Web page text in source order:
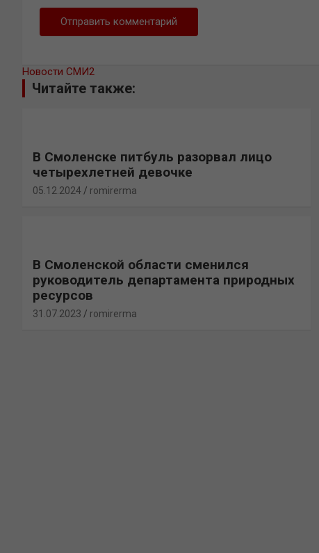
Новости СМИ2
Читайте также:
В Смоленске питбуль разорвал лицо
четырехлетней девочке
05.12.2024 romirerma
В Смоленской области сменился
руководитель департамента природных
ресурсов
31.07.2023 romirerma